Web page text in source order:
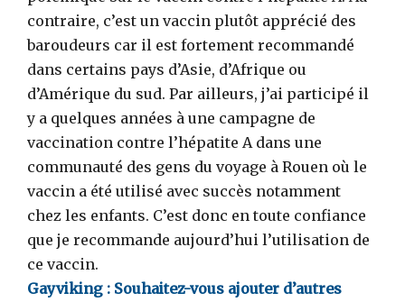
contraire, c’est un vaccin plutôt apprécié des
baroudeurs car il est fortement recommandé
dans certains pays d’Asie, d’Afrique ou
d’Amérique du sud. Par ailleurs, j’ai participé il
y a quelques années à une campagne de
vaccination contre l’hépatite A dans une
communauté des gens du voyage à Rouen où le
vaccin a été utilisé avec succès notamment
chez les enfants. C’est donc en toute confiance
que je recommande aujourd’hui l’utilisation de
ce vaccin.
Gayviking : Souhaitez-vous ajouter d’autres